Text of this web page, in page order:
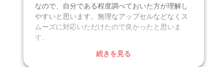
なので、自分である程度調べておいた方が理解し
やすいと思います。無理なアップセルなどなくス
ムーズに対応いただけたので良かったと思いま
す。
2026年6月
続きを見る